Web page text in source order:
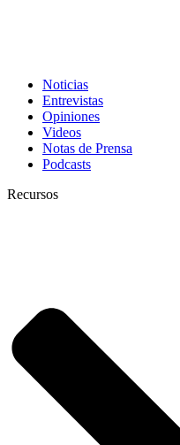
Noticias
Entrevistas
Opiniones
Videos
Notas de Prensa
Podcasts
Recursos